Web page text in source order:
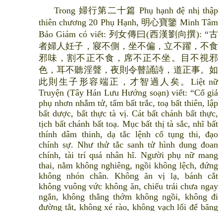
Trong 婦行第二十篇 Phụ hạnh đệ nhị thập
thiên chương 20 Phụ Hạnh, 明心寶鑒 Minh Tâm
Bảo Giám có viết: 列女傳曰(西漢劉向撰): “古
者婦人妊子，寢不側，坐不偏，立不躍，不食
邪味，割不正不食，席不正不坐。目不視邪
色，耳不聽淫聲，夜則令瞽誦詩，道正事。如
此則生子形容端正，才智過人矣。Liệt nữ
Truyện (Tây Hán Lưu Hướng soạn) viết: “Cổ giả
phụ nhơn nhẫm tử, tẩm bất trắc, toạ bất thiên, lập
bất dược, bất thực tà vị. Cát bất chánh bất thực,
tịch bất chánh bất toạ. Mục bất thị tà sắc, nhĩ bất
thính dâm thinh, dạ tắc lệnh cổ tụng thi, đạo
chính sự. Như thử tắc sanh tử hình dung đoan
chính, tài trí quá nhân hĩ. Người phụ nữ mang
thai, nằm không nghiêng, ngồi không lệch, đứng
không nhón chân. Không ăn vị lạ, bánh cắt
không vuông vức không ăn, chiếu trải chưa ngay
ngắn, không thẳng thớm không ngồi, không đi
đường tắt, không xé rào, không vạch lối để băng